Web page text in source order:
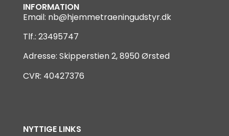
INFORMATION
Email: nb@hjemmetraeningudstyr.dk
Tlf.: 23495747
Adresse: Skipperstien 2, 8950 Ørsted
CVR: 40427376
NYTTIGE LINKS